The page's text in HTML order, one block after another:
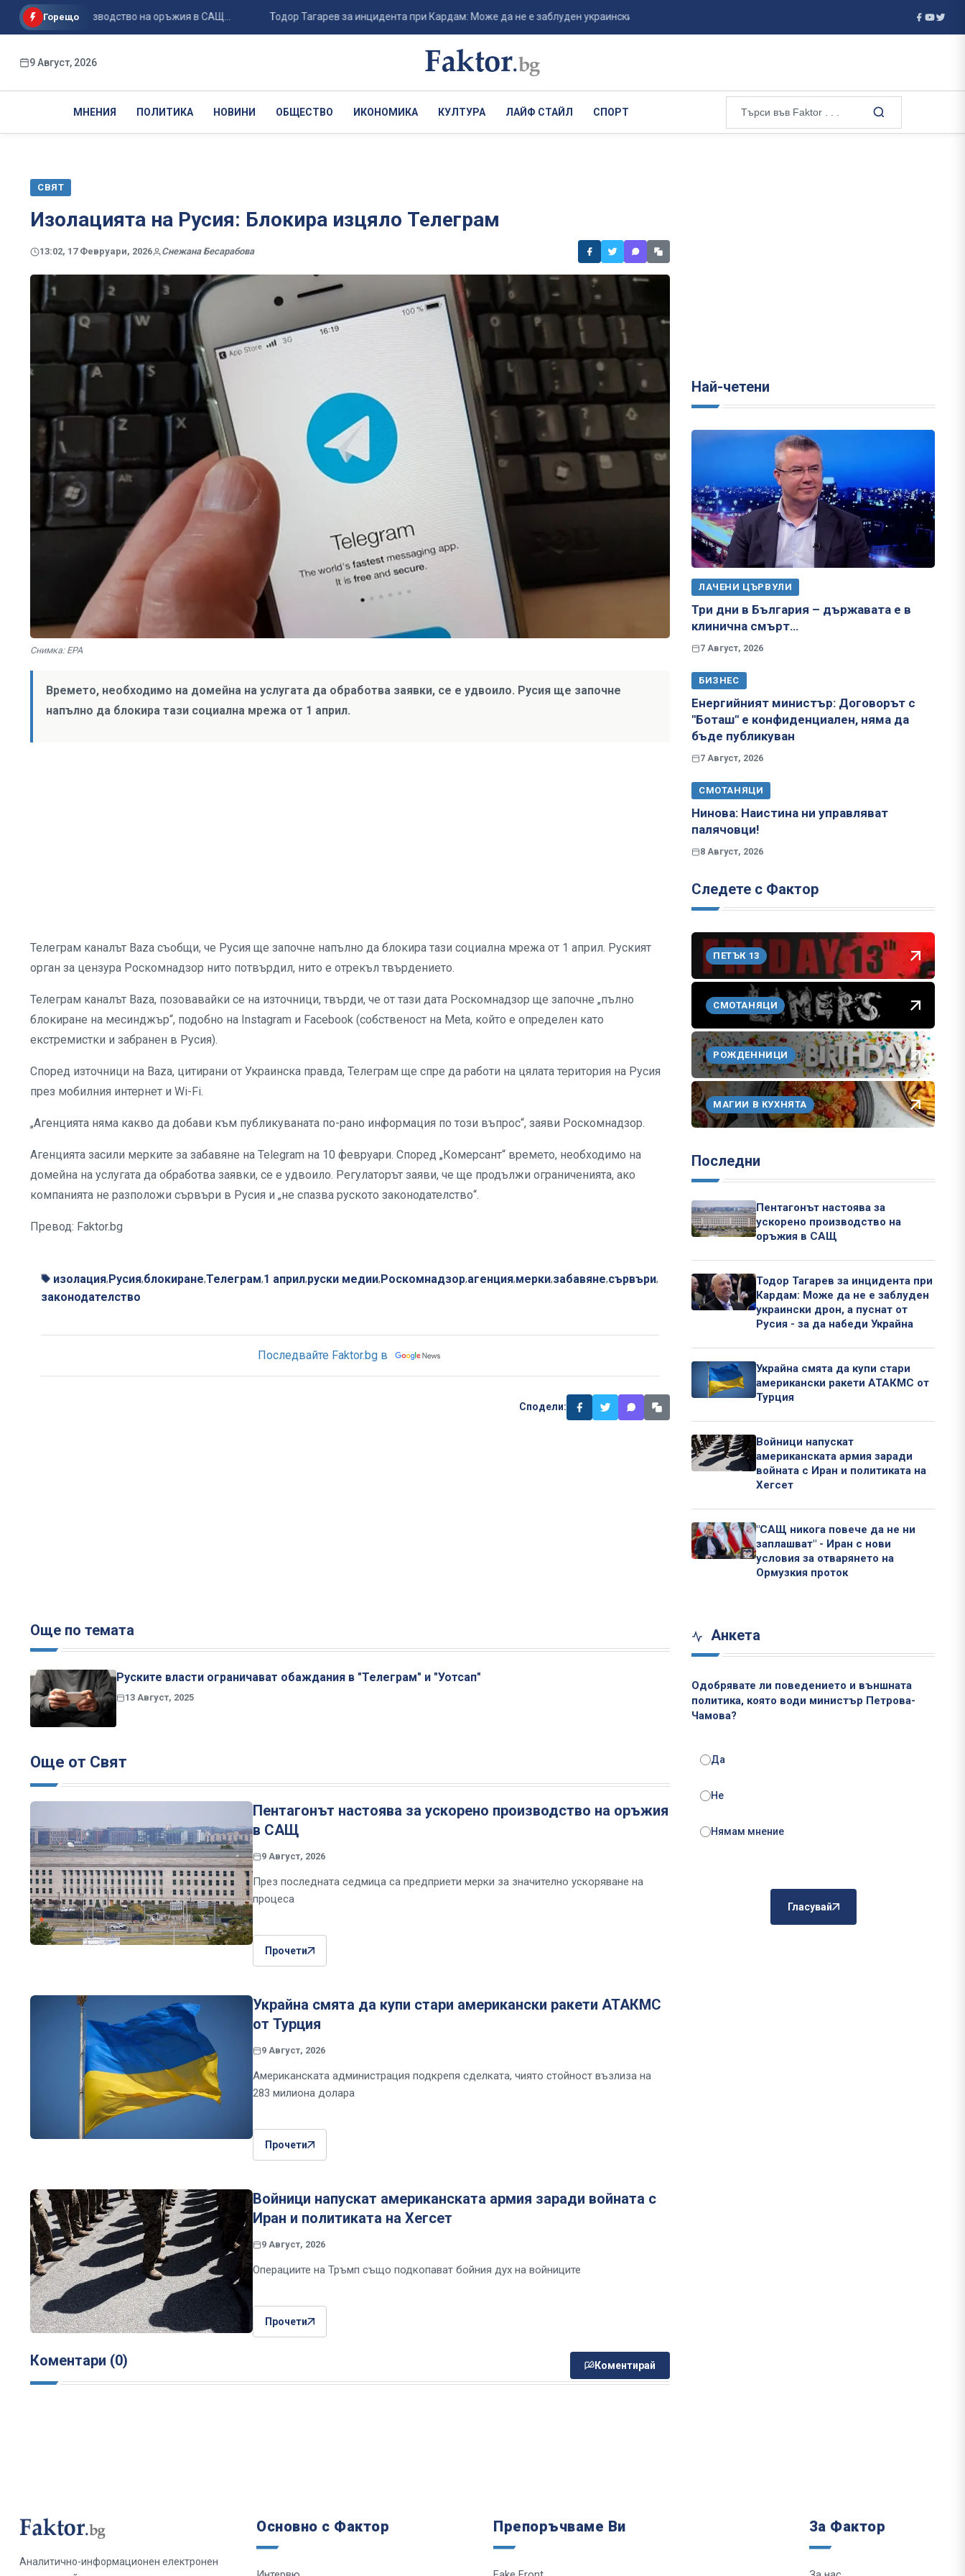
Горещо
производство на оръжия в САЩ... Тодор Тагарев за инцидента при Кардам: Може да не е заблуден украински дрон, а п... Украйна смята да купи стари американски ракети
9 Август, 2026
МНЕНИЯ ПОЛИТИКА НОВИНИ ОБЩЕСТВО ИКОНОМИКА КУЛТУРА ЛАЙФ СТАЙЛ СПОРТ
СВЯТ
Изолацията на Русия: Блокира изцяло Телеграм
13:02, 17 Февруари, 2026 Снежана Бесарабова
Снимка: EPA
Времето, необходимо на домейна на услугата да обработва заявки, се е удвоило. Русия ще започне
напълно да блокира тази социална мрежа от 1 април.
Телеграм каналът Baza съобщи, че Русия ще започне напълно да блокира тази социална мрежа от 1 април. Руският
орган за цензура Роскомнадзор нито потвърдил, нито е отрекъл твърдението.
Телеграм каналът Baza, позовавайки се на източници, твърди, че от тази дата Роскомнадзор ще започне „пълно
блокиране на месинджър“, подобно на Instagram и Facebook (собственост на Meta, който е определен като
екстремистки и забранен в Русия).
Според източници на Baza, цитирани от Украинска правда, Телеграм ще спре да работи на цялата територия на Русия
през мобилния интернет и Wi-Fi.
„Агенцията няма какво да добави към публикуваната по-рано информация по този въпрос“, заяви Роскомнадзор.
Агенцията засили мерките за забавяне на Telegram на 10 февруари. Според „Комерсант“ времето, необходимо на
домейна на услугата да обработва заявки, се е удвоило. Регулаторът заяви, че ще продължи ограниченията, ако
компанията не разположи сървъри в Русия и „не спазва руското законодателство“.
Превод: Faktor.bg
изолация,Русия,блокиране,Телеграм,1 април,руски медии,Роскомнадзор,агенция,мерки,забавяне,сървъри,
законодателство
Последвайте Faktor.bg в
Сподели:
Още по темата
Руските власти ограничават обаждания в "Телеграм" и "Уотсап"
13 Август, 2025
Още от Свят
Пентагонът настоява за ускорено производство на оръжия
в САЩ
9 Август, 2026
През последната седмица са предприети мерки за значително ускоряване на
процеса
Прочети
Украйна смята да купи стари американски ракети АТАКМС
от Турция
9 Август, 2026
Американската администрация подкрепя сделката, чиято стойност възлиза на
283 милиона долара
Прочети
Войници напускат американската армия заради войната с
Иран и политиката на Хегсет
9 Август, 2026
Операциите на Тръмп също подкопават бойния дух на войниците
Прочети
Коментари (0) Коментирай
Най-четени
ЛАЧЕНИ ЦЪРВУЛИ
Три дни в България – държавата е в
клинична смърт…
7 Август, 2026
БИЗНЕС
Енергийният министър: Договорът с
"Боташ" е конфиденциален, няма да
бъде публикуван
7 Август, 2026
СМОТАНЯЦИ
Нинова: Наистина ни управляват
палячовци!
8 Август, 2026
Следете с Фактор
ПЕТЪК 13
СМОТАНЯЦИ
РОЖДЕННИЦИ
МАГИИ В КУХНЯТА
Последни
Пентагонът настоява за
ускорено производство на
оръжия в САЩ
Тодор Тагарев за инцидента при
Кардам: Може да не е заблуден
украински дрон, а пуснат от
Русия - за да набеди Украйна
Украйна смята да купи стари
американски ракети АТАКМС от
Турция
Войници напускат
американската армия заради
войната с Иран и политиката на
Хегсет
"САЩ никога повече да не ни
заплашват" - Иран с нови
условия за отварянето на
Ормузкия проток
Анкета
Одобрявате ли поведението и външната
политика, която води министър Петрова-
Чамова?
Да
Не
Нямам мнение
Гласувай
Аналитично-информационен електронен
Основно с Фактор Препоръчваме Ви За Фактор